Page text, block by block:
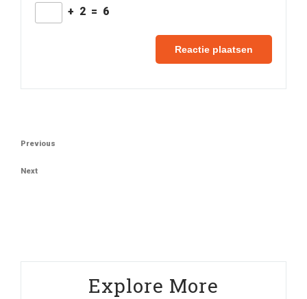
+ 2 = 6
Berichtnavigatie
Previous
Previous
Next
Next
Explore More